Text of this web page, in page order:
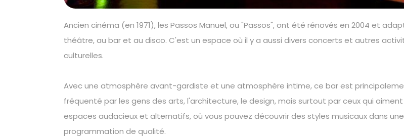
Ancien cinéma (en 1971), les Passos Manuel, ou "Passos", ont été rénovés en 2004 et
théâtre, au bar et au disco. C'est un espace où il y a aussi divers concerts et autres
culturelles.
Avec une atmosphère avant-gardiste et une atmosphère intime, ce bar est
fréquenté par les gens des arts, l'architecture, le design, mais surtout par ceux qui aiment
espaces audacieux et alternatifs, où vous pouvez découvrir des styles musicaux dans une
programmation de qualité.